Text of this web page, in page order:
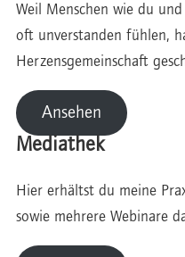
Weil Menschen wie du
oft unverstanden fühlen,
Herzensgemeinschaft
Ansehen
Mediathek
Hier erhältst du meine
sowie mehrere Webinare